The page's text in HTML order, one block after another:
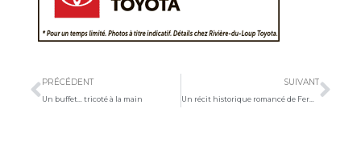
PRÉCÉDENT
Un buffet… tricoté à la main
SUIVANT
Un récit historique romancé de Fernand Robichaud